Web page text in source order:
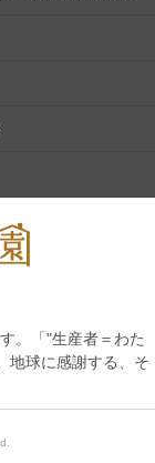
。「"生産者＝わた
地球に感謝する、そ